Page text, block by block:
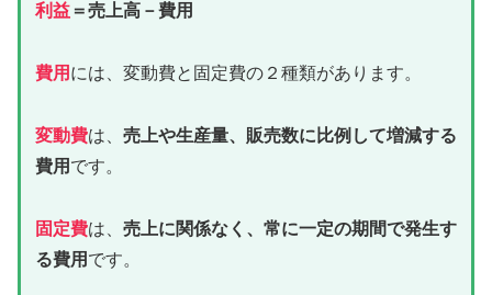
利益＝売上高－費用
費用 には、変動費と固定費の２種類があります。
変動費は、 売上や生産量、販売数に比例して増減する
費用 です。
固定費は、 売上に関係なく、常に一定の期間で発生す
る費用 です。